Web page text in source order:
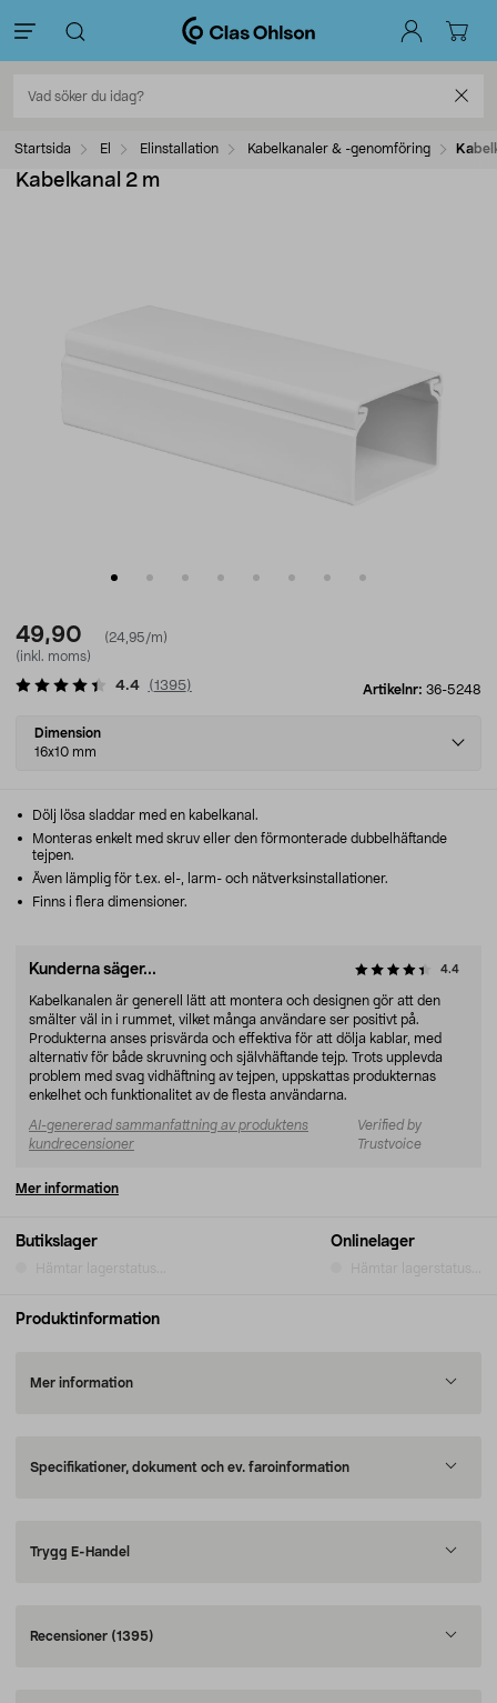
Startsida El Elinstallation Kabelkanaler & -genomföring
Kabelkanal 2 m
49,90
(24,95/m)
(inkl. moms)
Artikelnr: 36-5248
4.4 (1395)
Select
variant
Dimension
16x10 mm
Butikslager
Hämtar lagerstatus...
Onlinelager
Hämtar lagerstatus...
Dölj lösa sladdar med en kabelkanal.
Monteras enkelt med skruv eller den förmonterade dubbelhäftande
tejpen.
Även lämplig för t.ex. el-, larm- och nätverksinstallationer.
Finns i flera dimensioner.
Kunderna säger... 4.4
Kabelkanalen är generell lätt att montera och designen gör att den
smälter väl in i rummet, vilket många användare ser positivt på.
Produkterna anses prisvärda och effektiva för att dölja kablar, med
alternativ för både skruvning och självhäftande tejp. Trots upplevda
problem med svag vidhäftning av tejpen, uppskattas produkternas
enkelhet och funktionalitet av de flesta användarna.
AI-genererad sammanfattning av produktens
kundrecensioner
Verified by
Trustvoice
Mer information
Produktinformation
Mer information
Specifikationer, dokument och ev. faroinformation
Trygg E-Handel
Recensioner (1395)